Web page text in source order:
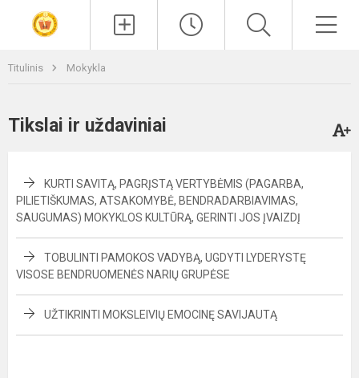
Titulinis Mokykla
Tikslai ir uždaviniai
KURTI SAVITĄ, PAGRĮSTĄ VERTYBĖMIS (PAGARBA,
PILIETIŠKUMAS, ATSAKOMYBĖ, BENDRADARBIAVIMAS,
SAUGUMAS) MOKYKLOS KULTŪRĄ, GERINTI JOS ĮVAIZDĮ
TOBULINTI PAMOKOS VADYBĄ, UGDYTI LYDERYSTĘ
VISOSE BENDRUOMENĖS NARIŲ GRUPĖSE
UŽTIKRINTI MOKSLEIVIŲ EMOCINĘ SAVIJAUTĄ